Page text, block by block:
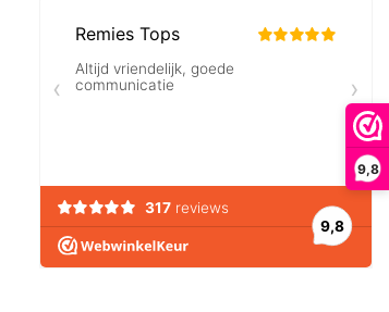
9,8